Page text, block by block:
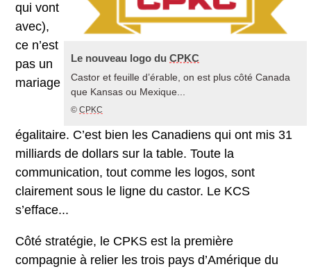
Le nouveau logo du CPKC
Castor et feuille d’érable, on est plus côté Canada
que Kansas ou Mexique...
© CPKC
qui vont
avec),
ce n’est
pas un
mariage
égalitaire. C’est bien les Canadiens qui ont mis 31
milliards de dollars sur la table. Toute la
communication, tout comme les logos, sont
clairement sous le ligne du castor. Le KCS
s’efface...
Côté stratégie, le CPKS est la première
compagnie à relier les trois pays d’Amérique du